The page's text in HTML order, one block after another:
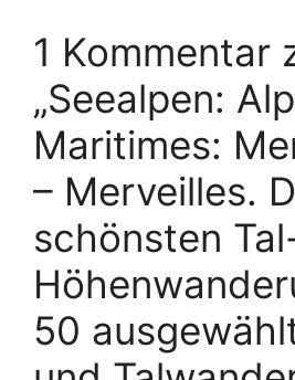
1 Kommentar
„Seealpen:
Maritimes:
– Merveilles.
schönsten
50